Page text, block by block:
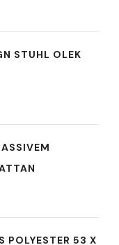
STUHL OLEK
POLYESTER 53 X